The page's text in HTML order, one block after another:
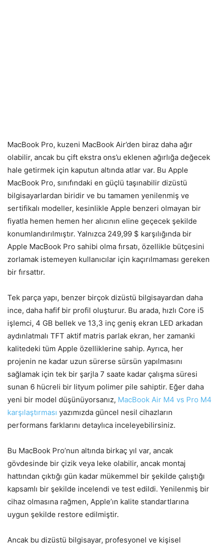
MacBook Pro, kuzeni MacBook Air’den biraz daha ağır
olabilir, ancak bu çift ekstra ons’u eklenen ağırlığa değecek
hale getirmek için kaputun altında atlar var. Bu Apple
MacBook Pro, sınıfındaki en güçlü taşınabilir dizüstü
bilgisayarlardan biridir ve bu tamamen yenilenmiş ve
sertifikalı modeller, kesinlikle Apple benzeri olmayan bir
fiyatla hemen hemen her alıcının eline geçecek şekilde
konumlandırılmıştır. Yalnızca 249,99 $ karşılığında bir
Apple MacBook Pro sahibi olma fırsatı, özellikle bütçesini
zorlamak istemeyen kullanıcılar için kaçırılmaması gereken
bir fırsattır.
Tek parça yapı, benzer birçok dizüstü bilgisayardan daha
ince, daha hafif bir profil oluşturur. Bu arada, hızlı Core i5
işlemci, 4 GB bellek ve 13,3 inç geniş ekran LED arkadan
aydınlatmalı TFT aktif matris parlak ekran, her zamanki
kalitedeki tüm Apple özelliklerine sahip. Ayrıca, her
projenin ne kadar uzun sürerse sürsün yapılmasını
sağlamak için tek bir şarjla 7 saate kadar çalışma süresi
sunan 6 hücreli bir lityum polimer pile sahiptir. Eğer daha
yeni bir model düşünüyorsanız, MacBook Air M4 vs Pro M4
karşılaştırması yazımızda güncel nesil cihazların
performans farklarını detaylıca inceleyebilirsiniz.
Bu MacBook Pro’nun altında birkaç yıl var, ancak
gövdesinde bir çizik veya leke olabilir, ancak montaj
hattından çıktığı gün kadar mükemmel bir şekilde çalıştığı
kapsamlı bir şekilde incelendi ve test edildi. Yenilenmiş bir
cihaz olmasına rağmen, Apple’ın kalite standartlarına
uygun şekilde restore edilmiştir.
Ancak bu dizüstü bilgisayar, profesyonel ve kişisel